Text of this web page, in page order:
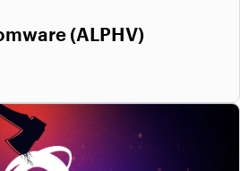
(ALPHV)